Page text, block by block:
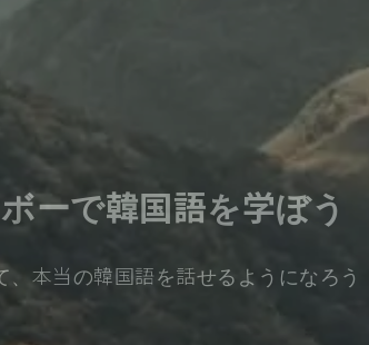
ーで韓国語を学ぼう
本当の韓国語を話せるようになろう